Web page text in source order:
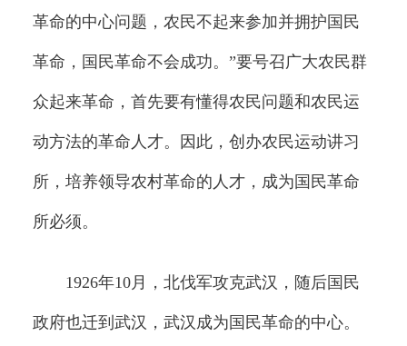
革命的中心问题，农民不起来参加并拥护国民
革命，国民革命不会成功。”要号召广大农民群
众起来革命，首先要有懂得农民问题和农民运
动方法的革命人才。因此，创办农民运动讲习
所，培养领导农村革命的人才，成为国民革命
所必须。
1926年10月，北伐军攻克武汉，随后国民
政府也迁到武汉，武汉成为国民革命的中心。